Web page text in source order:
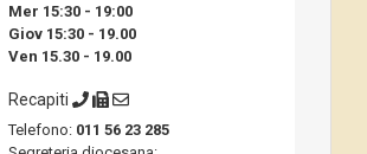
Mer 15:30 - 19:00
Giov 15:30 - 19.00
Ven 15.30 - 19.00
Recapiti
Telefono: 011 56 23 285